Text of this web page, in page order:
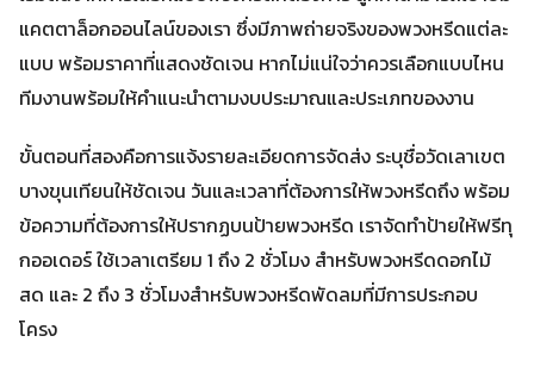
แคตตาล็อกออนไลน์ของเรา ซึ่งมีภาพถ่ายจริงของพวงหรีดแต่ละ
แบบ พร้อมราคาที่แสดงชัดเจน หากไม่แน่ใจว่าควรเลือกแบบไหน
ทีมงานพร้อมให้คำแนะนำตามงบประมาณและประเภทของงาน
ขั้นตอนที่สองคือการแจ้งรายละเอียดการจัดส่ง ระบุชื่อวัดเลาเขต
บางขุนเทียนให้ชัดเจน วันและเวลาที่ต้องการให้พวงหรีดถึง พร้อม
ข้อความที่ต้องการให้ปรากฏบนป้ายพวงหรีด เราจัดทำป้ายให้ฟรีทุ
กออเดอร์ ใช้เวลาเตรียม 1 ถึง 2 ชั่วโมง สำหรับพวงหรีดดอกไม้
สด และ 2 ถึง 3 ชั่วโมงสำหรับพวงหรีดพัดลมที่มีการประกอบ
โครง